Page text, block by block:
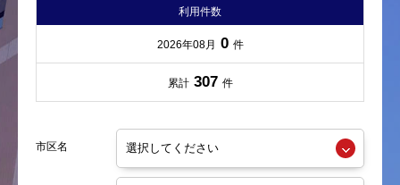
利用件数
2026年08月 0 件
累計 307 件
市区名